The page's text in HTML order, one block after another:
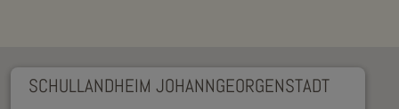
SCHULLANDHEIM JOHANNGEORGENSTADT